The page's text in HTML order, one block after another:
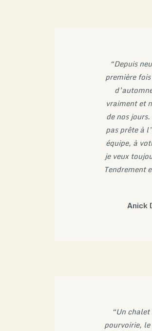
“Depuis
première
vraiment et
de nos
pas prête à
équipe, à
je veux
Tendrement
Anick
“Un
pourvoirie,